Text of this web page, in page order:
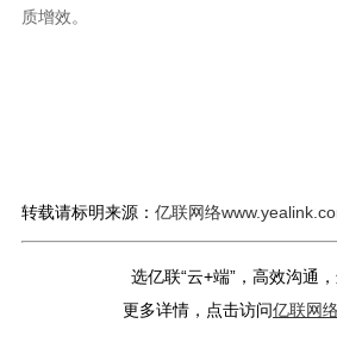
质增效。
转载请标明来源： 亿联网络
选亿联“云+端”，高效沟通
更多详情，点击访问亿联网